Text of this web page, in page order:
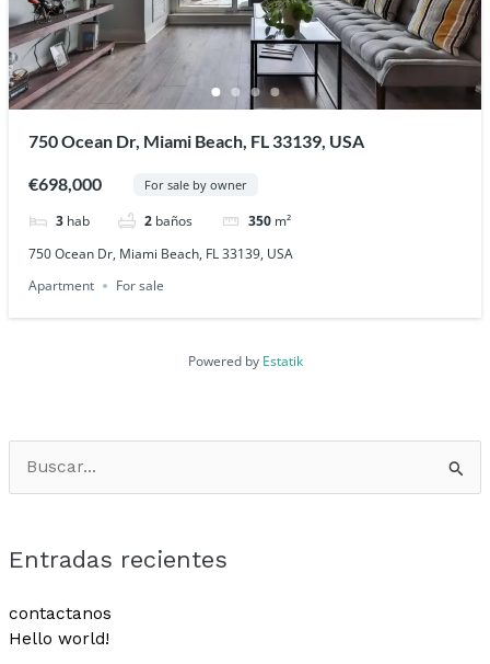
750 Ocean Dr, Miami Beach, FL 33139, USA
€698,000 For sale by owner
3 hab 2 baños 350 m²
750 Ocean Dr, Miami Beach, FL 33139, USA
Apartment
For sale
Powered by Estatik
Buscar
por:
Entradas recientes
contactanos
Hello world!